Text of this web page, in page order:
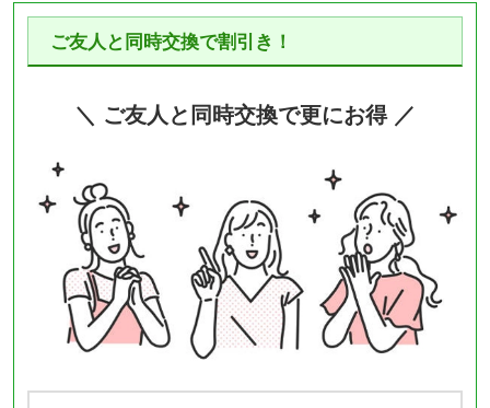
ご友人と同時交換で割引き！
＼ ご友人と同時交換で更にお得 ／